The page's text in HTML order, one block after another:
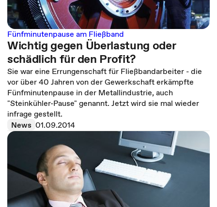
Fünfminutenpause am Fließband
Wichtig gegen Überlastung oder
schädlich für den Profit?
Sie war eine Errungenschaft für Fließbandarbeiter - die
vor über 40 Jahren von der Gewerkschaft erkämpfte
Fünfminutenpause in der Metallindustrie, auch
"Steinkühler-Pause" genannt. Jetzt wird sie mal wieder
infrage gestellt.
News 01.09.2014